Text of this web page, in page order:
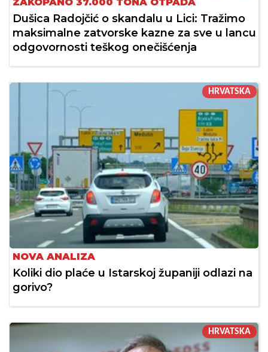
Dušica Radojčić o skandalu u Lici: Tražimo
maksimalne zatvorske kazne za sve u lancu
odgovornosti teškog onečišćenja
HRVATSKA
NOVA ANALIZA
Koliki dio plaće u Istarskoj županiji odlazi na
gorivo?
HRVATSKA